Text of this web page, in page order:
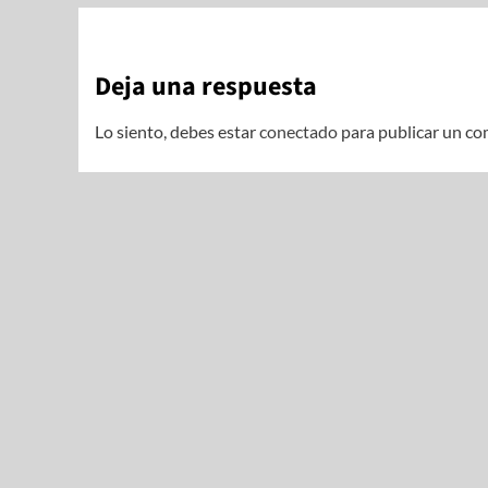
Deja una respuesta
Lo siento, debes estarconectado para publicar un